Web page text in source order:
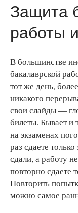
Защита
работы
В большинстве
бакалаврской
тот же день,
никакого
свои слайды —
билеты. Бывает и
на экзаменах
раз сдаете
сдали, а работу
повторно сдаете
Повторить
можно самое